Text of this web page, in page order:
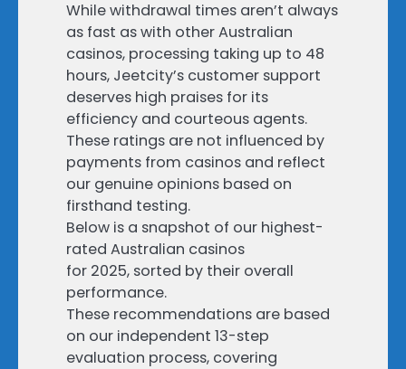
While withdrawal times aren’t always
as fast as with other Australian
casinos, processing taking up to 48
hours, Jeetcity’s customer support
deserves high praises for its
efficiency and courteous agents.
These ratings are not influenced by
payments from casinos and reflect
our genuine opinions based on
firsthand testing.
Below is a snapshot of our highest-
rated Australian casinos
for 2025, sorted by their overall
performance.
These recommendations are based
on our independent 13-step
evaluation process, covering